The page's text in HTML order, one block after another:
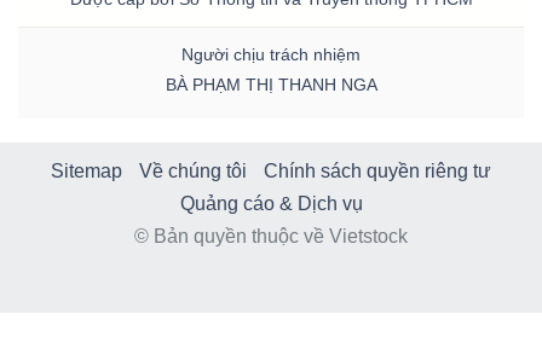
Người chịu trách nhiệm
BÀ PHẠM THỊ THANH NGA
Sitemap Về chúng tôi
Chính sách quyền riêng tư
Quảng cáo & Dịch vụ
© Bản quyền thuộc về Vietstock